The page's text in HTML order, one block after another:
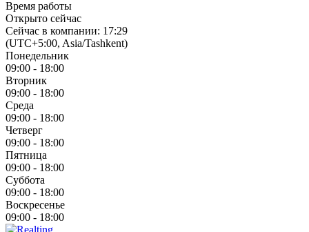
Время работы
Открыто сейчас
Сейчас в компании: 17:29
(UTC+5:00, Asia/Tashkent)
Понедельник
09:00 - 18:00
Вторник
09:00 - 18:00
Среда
09:00 - 18:00
Четверг
09:00 - 18:00
Пятница
09:00 - 18:00
Суббота
09:00 - 18:00
Воскресенье
09:00 - 18:00